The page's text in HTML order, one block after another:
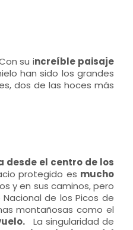
su increíble paisaje
han sido los grandes
dos de las hoces más
el centro de los
protegido es mucho
y en sus caminos, pero
de los Picos de
montañosas como el
La singularidad de